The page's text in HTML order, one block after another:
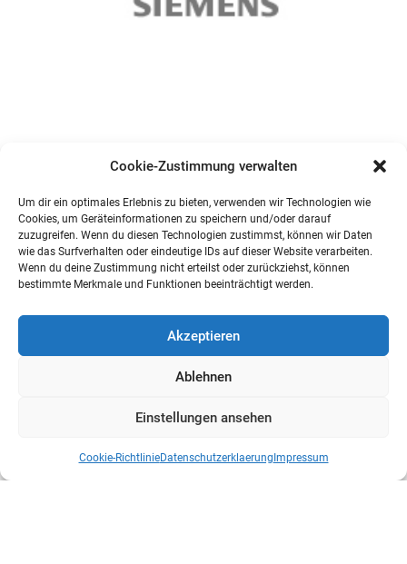
Cookie-Zustimmung verwalten
Um dir ein optimales Erlebnis zu bieten, verwenden wir Technologien wie
Cookies, um Geräteinformationen zu speichern und/oder darauf
zuzugreifen. Wenn du diesen Technologien zustimmst, können wir Daten
wie das Surfverhalten oder eindeutige IDs auf dieser Website verarbeiten.
Wenn du deine Zustimmung nicht erteilst oder zurückziehst, können
bestimmte Merkmale und Funktionen beeinträchtigt werden.
Akzeptieren
Ablehnen
Einstellungen ansehen
Cookie-RichtlinieDatenschutzerklaerung Impressum